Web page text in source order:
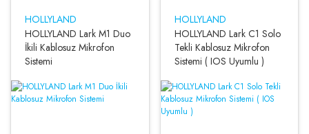
HOLLYLAND
HOLLYLAND Lark M1 Duo
İkili Kablosuz Mikrofon
Sistemi
HOLLYLAND
HOLLYLAND Lark C1 Solo
Tekli Kablosuz Mikrofon
Sistemi ( IOS Uyumlu )